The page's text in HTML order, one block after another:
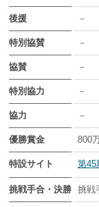
後援 －
特別協賛 －
協賛 －
特別協力 －
協力 －
優勝賞金 800
特設サイト 第45
挑戦手合・決勝 挑戦